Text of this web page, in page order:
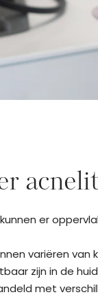
er
variëren van
zijn in de
met